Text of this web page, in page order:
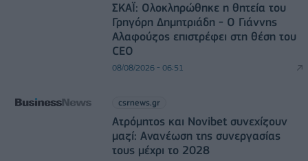
ΣΚΑΪ: Ολοκληρώθηκε η θητεία του
Γρηγόρη Δημητριάδη - Ο Γιάννης
Αλαφούζος επιστρέφει στη θέση του
CEO
08/08/2026 - 06:51
csrnews.gr
Ατρόμητος και Novibet συνεχίζουν
μαζί: Ανανέωση της συνεργασίας
τους μέχρι το 2028